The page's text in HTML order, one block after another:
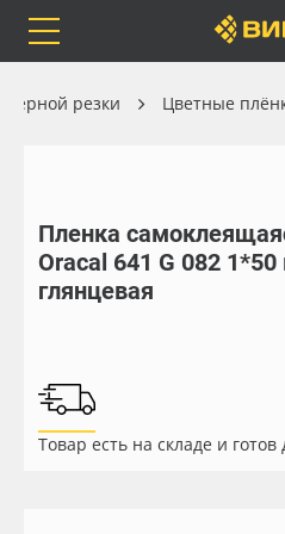
Каталог
Orafol
Доставка
Весь каталог
Рулонные материалы
Листовые материалы
резки Цветные
Пленка
Oracal 641 G 082
глянцевая
Товар есть на складе и готов